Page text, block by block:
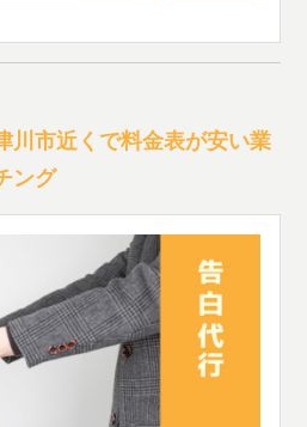
川市近くで料金表が安い業
ング